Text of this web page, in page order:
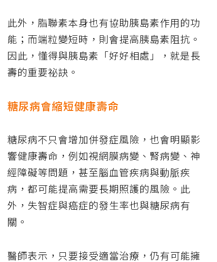
此外，脂聯素本身也有協助胰島素作用的功
能；而端粒變短時，則會提高胰島素阻抗。
因此，懂得與胰島素「好好相處」，就是長
壽的重要祕訣。
糖尿病會縮短健康壽命
糖尿病不只會增加併發症風險，也會明顯影
響健康壽命，例如視網膜病變、腎病變、神
經障礙等問題，甚至腦血管疾病與動脈疾
病，都可能提高需要長期照護的風險。此
外，失智症與癌症的發生率也與糖尿病有
關。
醫師表示，只要接受適當治療，仍有可能擁